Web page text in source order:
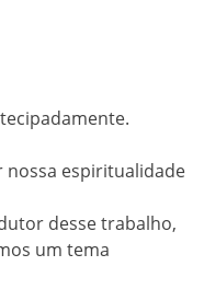
espiritualidade
desse trabalho,
um tema